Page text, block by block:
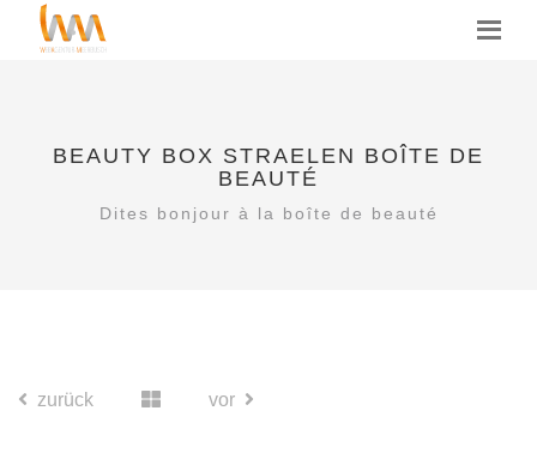
BEAUTY BOX STRAELEN BOÎTE DE
BEAUTÉ
Dites bonjour à la boîte de beauté
zurück vor